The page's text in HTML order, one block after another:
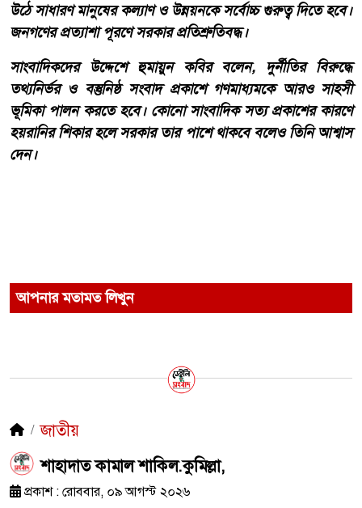
উঠে সাধারণ মানুষের কল্যাণ ও উন্নয়নকে সর্বোচ্চ গুরুত্ব দিতে হবে।
জনগণের প্রত্যাশা পূরণে সরকার প্রতিশ্রুতিবদ্ধ।
সাংবাদিকদের উদ্দেশে হুমায়ুন কবির বলেন, দুর্নীতির বিরুদ্ধে
তথ্যনির্ভর ও বস্তুনিষ্ঠ সংবাদ প্রকাশে গণমাধ্যমকে আরও সাহসী
ভূমিকা পালন করতে হবে। কোনো সাংবাদিক সত্য প্রকাশের কারণে
হয়রানির শিকার হলে সরকার তার পাশে থাকবে বলেও তিনি আশ্বাস
দেন।
আপনার মতামত লিখুন
জাতীয়
শাহাদাত কামাল শাকিল.কুমিল্লা,
প্রকাশ : রোববার, ০৯ আগস্ট ২০২৬